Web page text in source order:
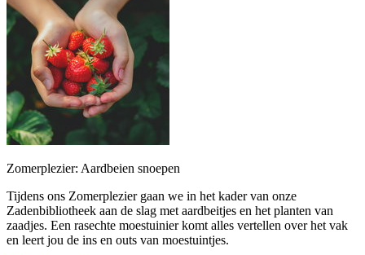
Zomerplezier: Aardbeien snoepen
Tijdens ons Zomerplezier gaan we in het kader van onze
Zadenbibliotheek aan de slag met aardbeitjes en het planten van
zaadjes. Een rasechte moestuinier komt alles vertellen over het vak
en leert jou de ins en outs van moestuintjes.